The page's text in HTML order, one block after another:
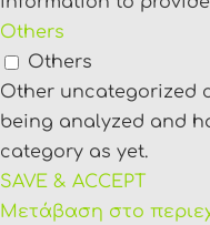
Others
Others
Other uncategorized
being analyzed and
category as yet.
SAVE & ACCEPT
Μετάβαση στο